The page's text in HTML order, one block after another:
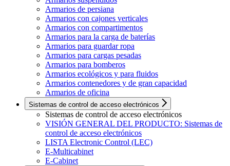
Armarios de persiana
Armarios con cajones verticales
Armarios con compartimentos
Armarios para la carga de baterías
Armarios para guardar ropa
Armarios para cargas pesadas
Armarios para bomberos
Armarios ecológicos y para fluidos
Armarios contenedores y de gran capacidad
Armarios de oficina
Sistemas de control de acceso electrónicos
Sistemas de control de acceso electrónicos
VISIÓN GENERAL DEL PRODUCTO: Sistemas de
control de acceso electrónicos
LISTA Electronic Control (LEC)
E-Multicabinet
E-Cabinet